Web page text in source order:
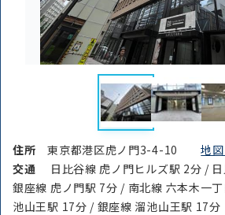
住所東京都港区虎ノ門3-4-10地
交通
日比谷線 虎ノ門ヒルズ駅 2分 /
銀座線 虎ノ門駅 7分 / 南北線 六本木一
池山王駅 17分 / 銀座線 溜池山王駅 17分